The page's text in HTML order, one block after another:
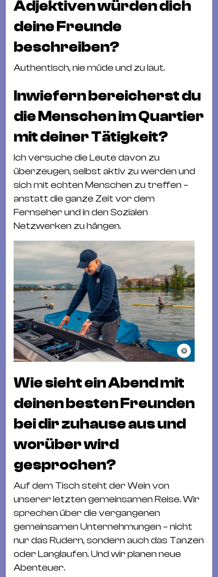
Adjektiven würden dich
deine Freunde
beschreiben?
Authentisch, nie müde und zu laut.
Inwiefern bereicherst du
die Menschen im Quartier
mit deiner Tätigkeit?
Ich versuche die Leute davon zu
überzeugen, selbst aktiv zu werden und
sich mit echten Menschen zu treffen –
anstatt die ganze Zeit vor dem
Fernseher und in den Sozialen
Netzwerken zu hängen.
©
Wie sieht ein Abend mit
deinen besten Freunden
bei dir zuhause aus und
worüber wird
gesprochen?
Auf dem Tisch steht der Wein von
unserer letzten gemeinsamen Reise. Wir
sprechen über die vergangenen
gemeinsamen Unternehmungen – nicht
nur das Rudern, sondern auch das Tanzen
oder Langlaufen. Und wir planen neue
Abenteuer.